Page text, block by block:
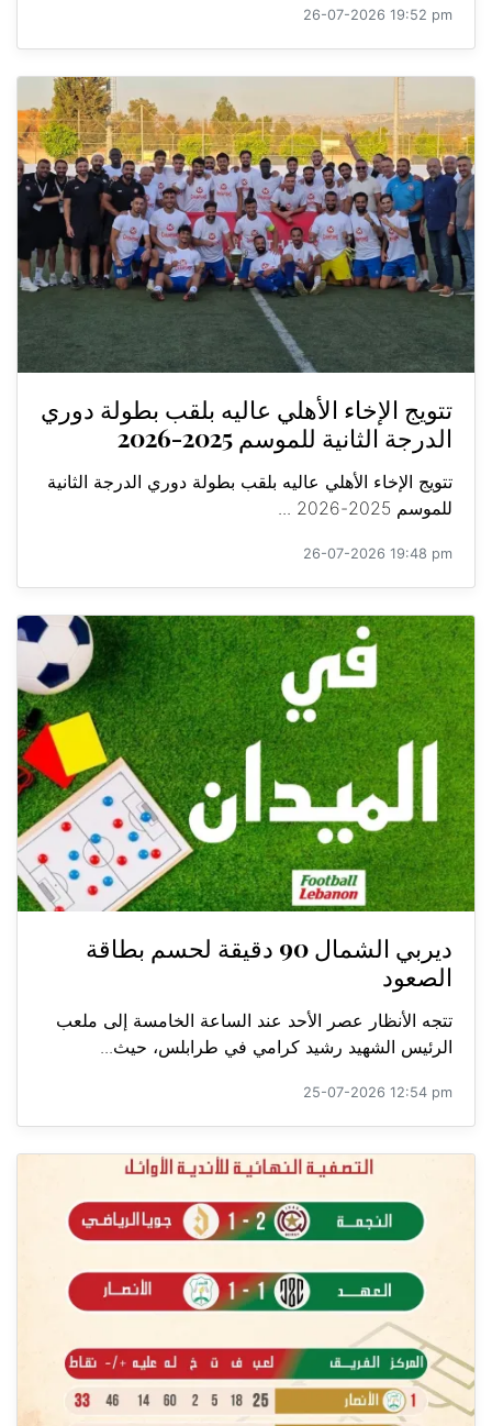
26-07-2026 19:52 pm
تتويج الإخاء الأهلي عاليه بلقب بطولة دوري
الدرجة الثانية للموسم 2025-2026
تتويج الإخاء الأهلي عاليه بلقب بطولة دوري الدرجة الثانية
للموسم 2025-2026 ...
26-07-2026 19:48 pm
ديربي الشمال 90 دقيقة لحسم بطاقة
الصعود
تتجه الأنظار عصر الأحد عند الساعة الخامسة إلى ملعب
الرئيس الشهيد رشيد كرامي في طرابلس، حيث...
25-07-2026 12:54 pm